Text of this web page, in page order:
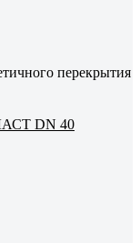
перекрытия